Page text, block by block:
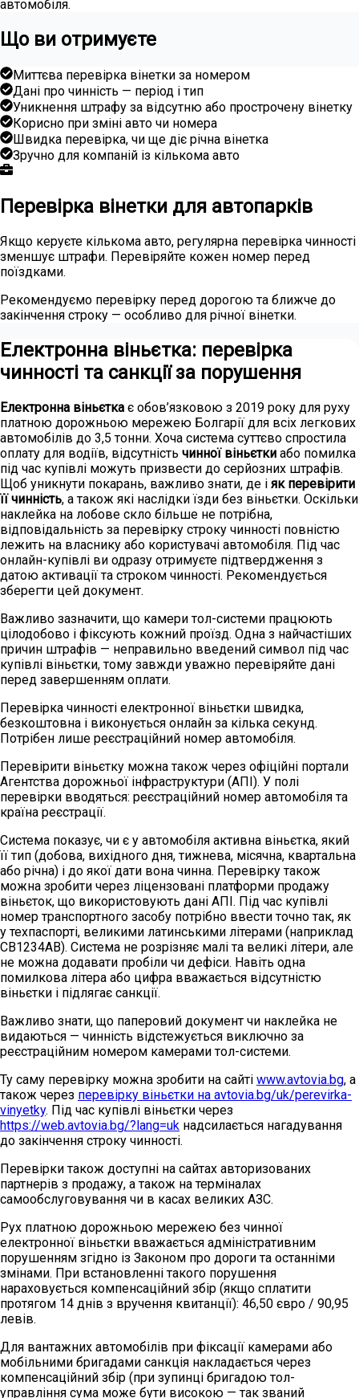
автомобіля.
Що ви отримуєте
Миттєва перевірка вінетки за номером
Дані про чинність — період і тип
Уникнення штрафу за відсутню або прострочену вінетку
Корисно при зміні авто чи номера
Швидка перевірка, чи ще діє річна вінетка
Зручно для компаній із кількома авто
Перевірка вінетки для автопарків
Якщо керуєте кількома авто, регулярна перевірка чинності
зменшує штрафи. Перевіряйте кожен номер перед
поїздками.
Рекомендуємо перевірку перед дорогою та ближче до
закінчення строку — особливо для річної вінетки.
Електронна віньєтка: перевірка
чинності та санкції за порушення
Електронна віньєтка є обов’язковою з 2019 року для руху
платною дорожньою мережею Болгарії для всіх легкових
автомобілів до 3,5 тонни. Хоча система суттєво спростила
оплату для водіїв, відсутність чинної віньєтки або помилка
під час купівлі можуть призвести до серйозних штрафів.
Щоб уникнути покарань, важливо знати, де і як перевірити
її чинність, а також які наслідки їзди без віньєтки. Оскільки
наклейка на лобове скло більше не потрібна,
відповідальність за перевірку строку чинності повністю
лежить на власнику або користувачі автомобіля. Під час
онлайн-купівлі ви одразу отримуєте підтвердження з
датою активації та строком чинності. Рекомендується
зберегти цей документ.
Важливо зазначити, що камери тол-системи працюють
цілодобово і фіксують кожний проїзд. Одна з найчастіших
причин штрафів — неправильно введений символ під час
купівлі віньєтки, тому завжди уважно перевіряйте дані
перед завершенням оплати.
Перевірка чинності електронної віньєтки швидка,
безкоштовна і виконується онлайн за кілька секунд.
Потрібен лише реєстраційний номер автомобіля.
Перевірити віньєтку можна також через офіційні портали
Агентства дорожньої інфраструктури (АПІ). У полі
перевірки вводяться: реєстраційний номер автомобіля та
країна реєстрації.
Система показує, чи є у автомобіля активна віньєтка, який
її тип (добова, вихідного дня, тижнева, місячна, квартальна
або річна) і до якої дати вона чинна. Перевірку також
можна зробити через ліцензовані платформи продажу
віньєток, що використовують дані АПІ. Під час купівлі
номер транспортного засобу потрібно ввести точно так, як
у техпаспорті, великими латинськими літерами (наприклад
CB1234AB). Система не розрізняє малі та великі літери, але
не можна додавати пробіли чи дефіси. Навіть одна
помилкова літера або цифра вважається відсутністю
віньєтки і підлягає санкції.
Важливо знати, що паперовий документ чи наклейка не
видаються — чинність відстежується виключно за
реєстраційним номером камерами тол-системи.
Ту саму перевірку можна зробити на сайті www.avtovia.bg, а
також через перевірку віньєтки на avtovia.bg/uk/perevirka-
vinyetky. Під час купівлі віньєтки через
https://web.avtovia.bg/?lang=uk надсилається нагадування
до закінчення строку чинності.
Перевірки також доступні на сайтах авторизованих
партнерів з продажу, а також на терміналах
самообслуговування чи в касах великих АЗС.
Рух платною дорожньою мережею без чинної
електронної віньєтки вважається адміністративним
порушенням згідно із Законом про дороги та останніми
змінами. При встановленні такого порушення
нараховується компенсаційний збір (якщо сплатити
протягом 14 днів з вручення квитанції): 46,50 євро / 90,95
левів.
Для вантажних автомобілів при фіксації камерами або
мобільними бригадами санкція накладається через
компенсаційний збір (при зупинці бригадою тол-
управління сума може бути високою — так званий